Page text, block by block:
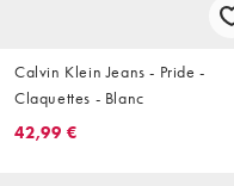
Calvin Klein Jeans - Pride -
Claquettes - Blanc
42,99 €